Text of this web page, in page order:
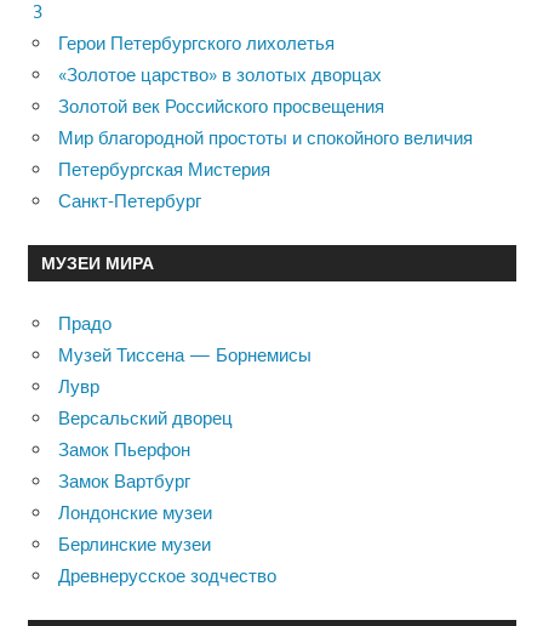
3
Герои Петербургского лихолетья
«Золотое царство» в золотых дворцах
Золотой век Российского просвещения
Мир благородной простоты и спокойного величия
Петербургская Мистерия
Санкт-Петербург
МУЗЕИ МИРА
Прадо
Музей Тиссена — Борнемисы
Лувр
Версальский дворец
Замок Пьерфон
Замок Вартбург
Лондонские музеи
Берлинские музеи
Древнерусское зодчество